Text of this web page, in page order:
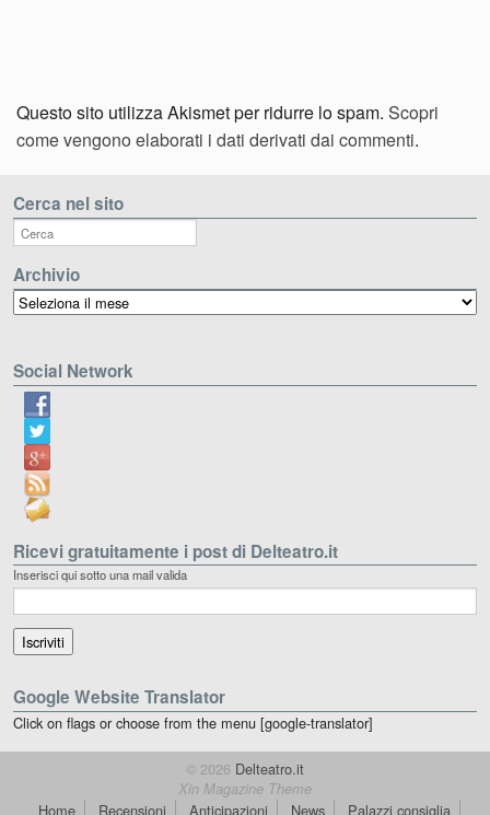
Questo sito utilizza Akismet per ridurre lo spam. Scopri
come vengono elaborati i dati derivati dai commenti.
Cerca nel sito
Archivio
Archivio
Social Network
Ricevi gratuitamente i post di Delteatro.it
Inserisci qui sotto una mail valida
Google Website Translator
Click on flags or choose from the menu [google-translator]
© 2026 Delteatro.it
Xin Magazine Theme
Home Recensioni Anticipazioni News Palazzi consiglia